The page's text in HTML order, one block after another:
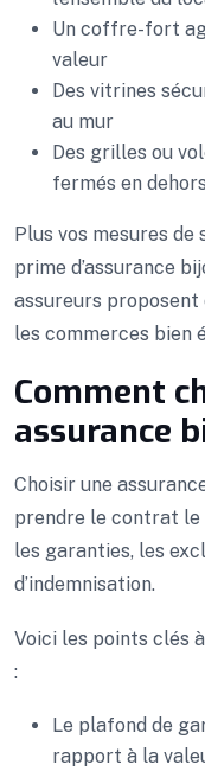
Un coffre-fort
valeur
Des vitrines
au mur
Des grilles ou
fermés en
Plus vos mesures
prime d’assurance
assureurs
les commerces bien
Comment
assurance
Choisir une
prendre le contrat le
les garanties, les
d’indemnisation.
Voici les points clés
:
Le plafond de
rapport à la